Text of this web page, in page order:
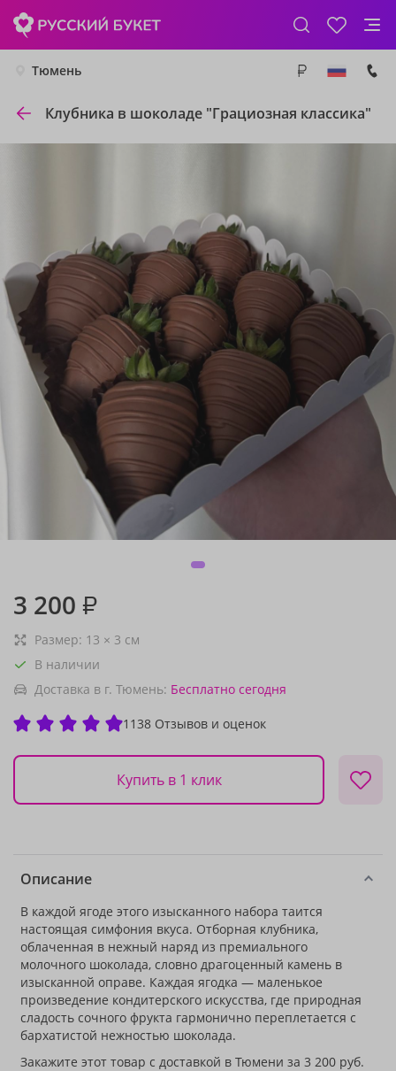
Тюмень
Клубника в шоколаде "Грациозная классика"
3 200 ₽
Размер: 13 × 3 см
В наличии
Доставка в г. Тюмень: Бесплатно сегодня
1138 Отзывов и оценок
Купить в 1 клик
Описание
В каждой ягоде этого изысканного набора таится
настоящая симфония вкуса. Отборная клубника,
облаченная в нежный наряд из премиального
молочного шоколада, словно драгоценный камень в
изысканной оправе. Каждая ягодка — маленькое
произведение кондитерского искусства, где природная
сладость сочного фрукта гармонично переплетается с
бархатистой нежностью шоколада.
Закажите этот товар с доставкой в Тюмени за 3 200 руб.